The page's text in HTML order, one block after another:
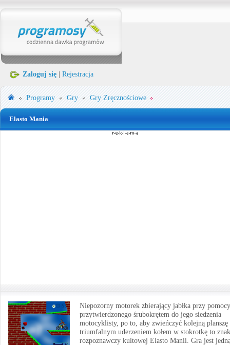
Zaloguj się Rejestracja
Programy Gry Gry Zręcznościowe
Elasto Mania
Niepozorny motorek zbierający jabłka przy pomocy
przytwierdzonego śrubokrętem do jego siedzenia
motocyklisty, po to, aby zwieńczyć kolejną planszę
triumfalnym uderzeniem kołem w stokrotkę to znak
rozpoznawczy kultowej Elasto Manii. Gra jest